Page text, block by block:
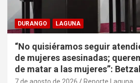
DURANGO LAGUNA
“No quisiéramos seguir
de mujeres asesinadas;
de matar a las mujeres”:
7 de agosto de 2026 Reporte Laguna